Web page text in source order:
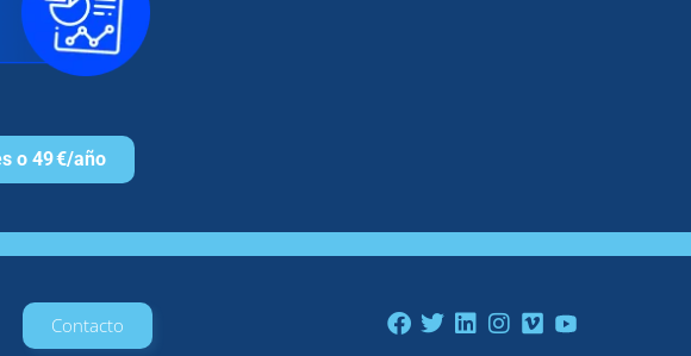
o 49 €/año
Contacto